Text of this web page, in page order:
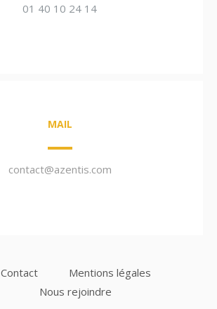
01 40 10 24 14
MAIL
contact@azentis.com
Contact
Mentions légales
Nous rejoindre